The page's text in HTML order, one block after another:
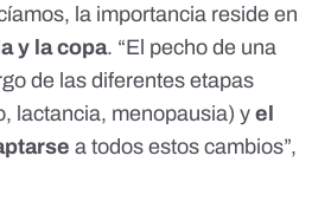
la importancia reside en
y la copa. “El pecho de una
de las diferentes etapas
lactancia, menopausia) y el
a todos estos cambios”,